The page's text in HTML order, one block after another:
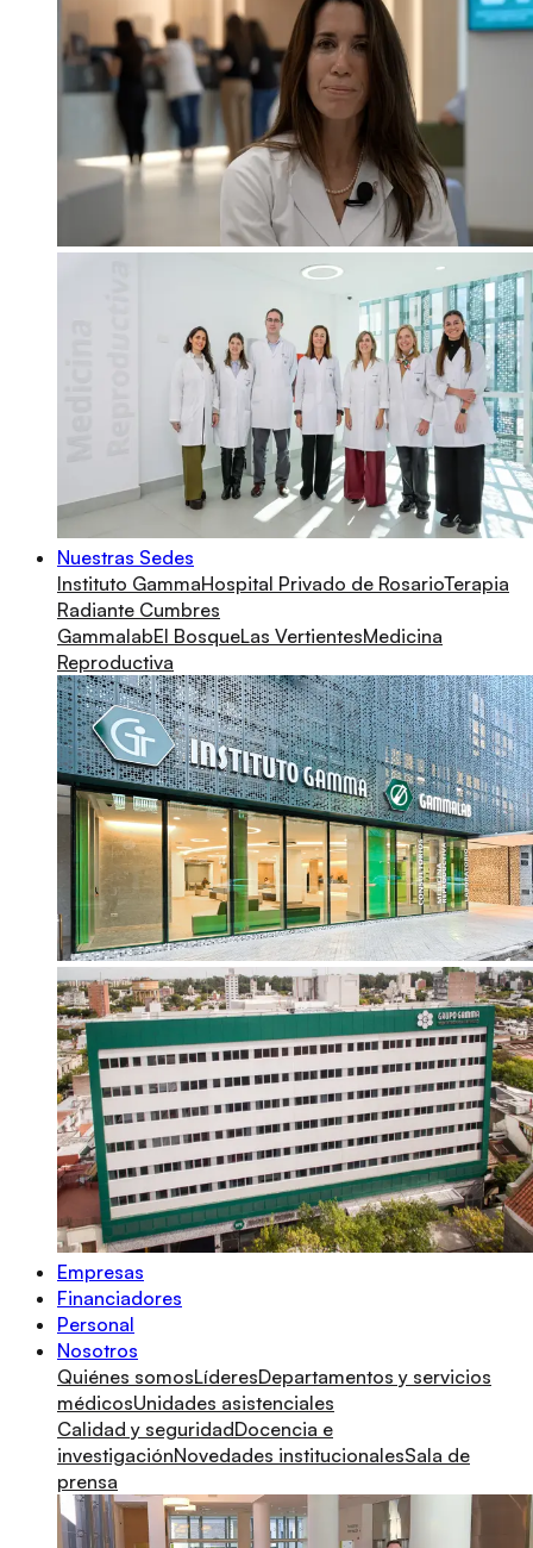
Nuestras Sedes
Instituto GammaHospital Privado de RosarioTerapia
Radiante Cumbres
GammalabEl BosqueLas VertientesMedicina
Reproductiva
Empresas
Financiadores
Personal
Nosotros
Quiénes somosLíderesDepartamentos y servicios
médicosUnidades asistenciales
Calidad y seguridadDocencia e
investigaciónNovedades institucionalesSala de
prensa